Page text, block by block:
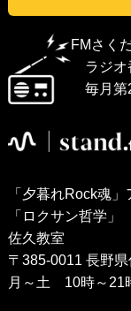
FMさく
ラジオ
毎月第
「夕暮れRock魂
「ロクサン哲学」
佐久教室
〒385-0011 長野
月～土 10時～21